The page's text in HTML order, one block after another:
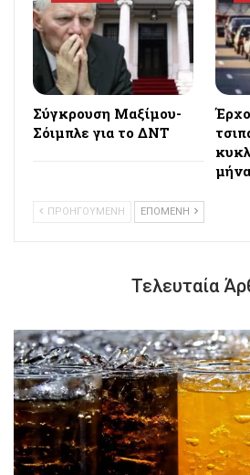
Σύγκρουση Μαξίμου-
Σόιμπλε για το ΔΝΤ
μήνα
ΠΡΟΗΓΟΥΜΕΝΗ ΕΠΟΜΕΝΗ
Τελευταία